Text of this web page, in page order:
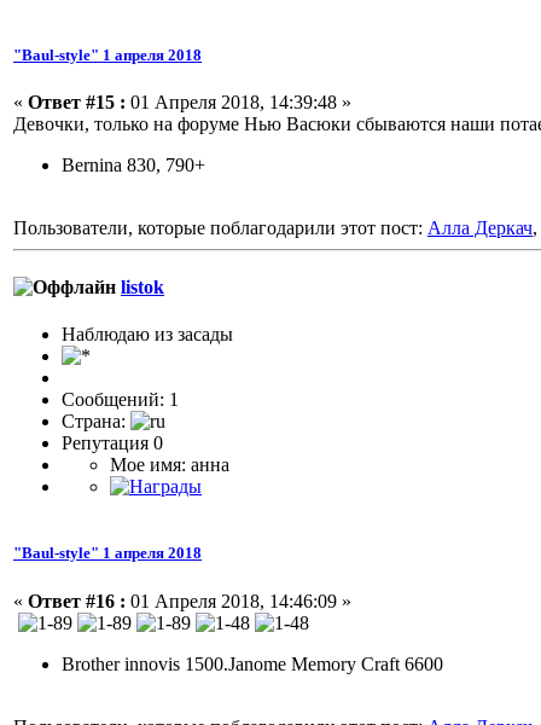
"Baul-style" 1 апреля 2018
« Ответ #15 : 01 Апреля 2018, 14:39:48 »
Девочки, только на форуме Нью Васюки сбываются наши
Bernina 830, 790+
Пользователи, которые поблагодарили этот пост: Алла Деркач,
listok
Наблюдаю из засады
Сообщений: 1
Страна:
Репутация 0
Мое имя: анна
"Baul-style" 1 апреля 2018
« Ответ #16 : 01 Апреля 2018, 14:46:09 »
Brother innovis 1500.Janome Memory Craft 6600